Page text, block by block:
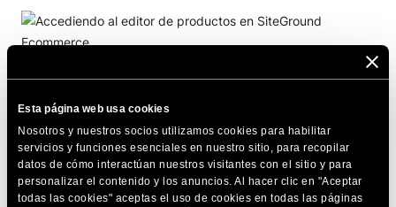
Esta página web usa cookies
Nosotros y nuestros socios utilizamos cookies para habilitar
servicios y funciones esenciales en nuestro sitio, para recopilar
datos de cómo interactúan nuestros visitantes con el sitio y para
personalizar el contenido y los anuncios. Al hacer clic en "Aceptar
todas las cookies" aceptas el uso de cookies en todas las páginas
puedes editar todos sus parámetros según tus preferencias.
Cuando termines, haz clic enGuardaren la esquina
superior derecha, y todos los cambios se aplicarán a tu
producto en vivo.